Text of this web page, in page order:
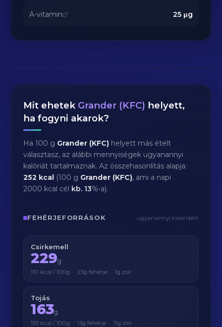
A-vitamin 25μg
Mit ehetek Grander (KFC) helyett,
ha fogyni akarok?
Ha 100 g Grander (KFC) helyett más ételt
választasz, az alábbi mennyiségek ugyanannyi
kalóriát tartalmaznak. Az összehasonlítás alapja:
252 kcal (100 g Grander (KFC), ami a napi
2000 kcal cél kb. 13%-a).
FEHÉRJEFORRÁSOK ugyanannyi kalóriáért
Csirkemell
229g
110 kcal / 100g · 23g fehérje · 1g zsír
Tojás
163g
155 kcal / 100g · 13g fehérje · 11g zsír